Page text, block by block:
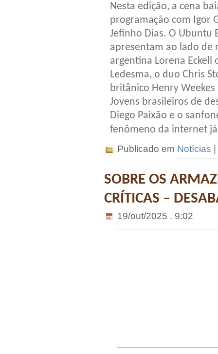
Nesta edição, a cena
programação com Igor
Jefinho Dias. O Ubuntu
apresentam ao lado de
argentina Lorena
Ledesma, o duo Chris
britânico Henry
Jovens brasileiros de
Diego Paixão e o
fenômeno da internet
Publicado em Notícias |
SOBRE OS
CRÍTICAS –
19/out/2025 . 9:02